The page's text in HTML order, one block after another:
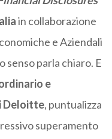
in collaborazione
e Aziendali
senso parla chiaro. E
e
Deloitte, puntualizza
superamento